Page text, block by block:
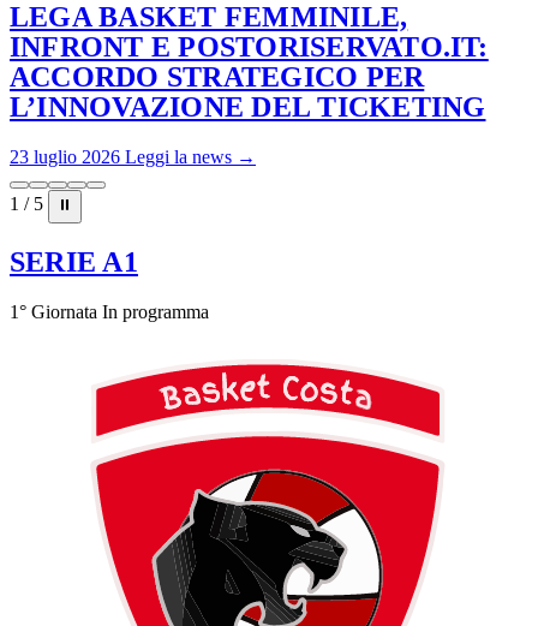
LEGA BASKET FEMMINILE,
INFRONT E POSTORISERVATO.IT:
ACCORDO STRATEGICO PER
L’INNOVAZIONE DEL TICKETING
23 luglio 2026 Leggi la news →
1 / 5 ⏸
SERIE A1
1° Giornata In programma